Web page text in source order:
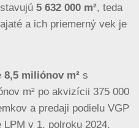
5 632 000 m², teda
a ich priemerný vek je
8,5 miliónov m² s
m² po akvizícii 375 000
a predaji podielu VGP
v 1. polroku 2024.